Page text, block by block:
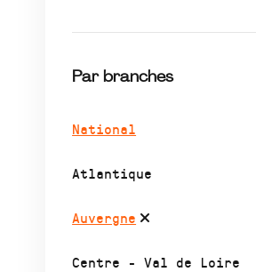
Par branches
National
Atlantique
Auvergne
Centre - Val de Loire